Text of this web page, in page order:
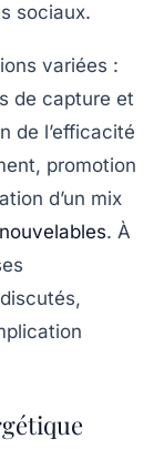
sociaux.
variées :
de capture et
de l’efficacité
promotion
d’un mix
. À